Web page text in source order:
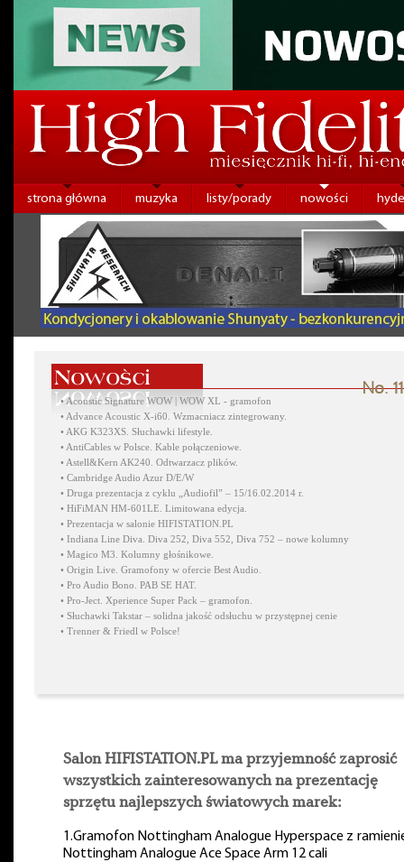
strona główna muzyka listy/porady nowości
No.
•Acoustic Signature WOW | WOW XL - gramofon
• Advance Acoustic X-i60. Wzmacniacz zintegrowany.
• AKG K323XS. Słuchawki lifestyle.
• AntiCables w Polsce. Kable połączeniowe.
• Astell&Kern AK240. Odtwarzacz plików.
• Cambridge Audio Azur D/E/W
• Druga prezentacja z cyklu „Audiofil” – 15/16.02.2014 r.
• HiFiMAN HM-601LE. Limitowana edycja.
• Prezentacja w salonie HIFISTATION.PL
• Indiana Line Diva. Diva 252, Diva 552, Diva 752 – nowe kolumny
• Magico M3. Kolumny głośnikowe.
• Origin Live. Gramofony w ofercie Best Audio.
• Pro Audio Bono. PAB SE HAT.
• Pro-Ject. Xperience Super Pack – gramofon.
• Słuchawki Takstar – solidna jakość odsłuchu w przystępnej cenie
• Trenner & Friedl w Polsce!
Salon HIFISTATION.PL ma przyjemność zaprosić
wszystkich zainteresowanych na prezentację
sprzętu najlepszych światowych marek:
1.Gramofon Nottingham Analogue Hyperspace z
Nottingham Analogue Ace Space Arm 12 cali